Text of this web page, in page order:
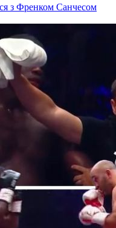
з Френком Санчесом